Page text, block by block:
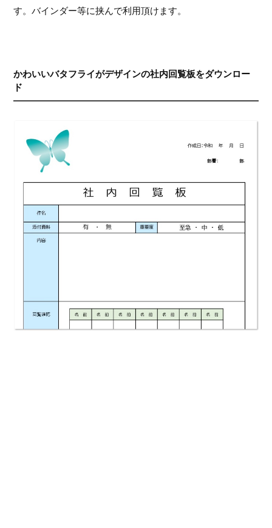
す。バインダー等に挟んで利用頂けます。
かわいいバタフライがデザインの社内回覧板をダウンロー
ド